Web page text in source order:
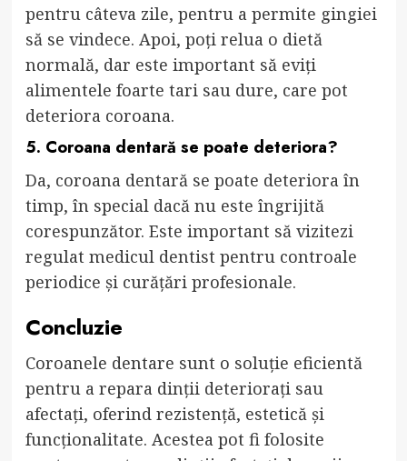
pentru câteva zile, pentru a permite gingiei
să se vindece. Apoi, poți relua o dietă
normală, dar este important să eviți
alimentele foarte tari sau dure, care pot
deteriora coroana.
5. Coroana dentară se poate deteriora?
Da, coroana dentară se poate deteriora în
timp, în special dacă nu este îngrijită
corespunzător. Este important să vizitezi
regulat medicul dentist pentru controale
periodice și curățări profesionale.
Concluzie
Coroanele dentare sunt o soluție eficientă
pentru a repara dinții deteriorați sau
afectați, oferind rezistență, estetică și
funcționalitate. Acestea pot fi folosite